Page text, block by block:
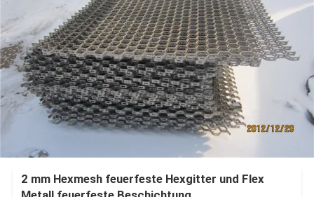
2 mm Hexmesh feuerfeste Hexgitter und Flex